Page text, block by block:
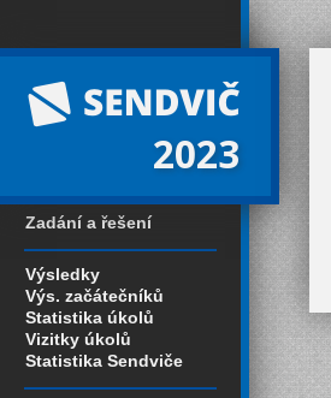
2023
Zadání a řešení
Výsledky
Výs. začátečníků
Statistika úkolů
Vizitky úkolů
Statistika Sendviče